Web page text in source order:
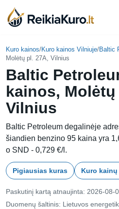
Skip
content
Kuro kainos/Kuro kainos Vilniuje/Baltic
Molėtų pl. 27A, Vilnius
Baltic
kainos, Molėtų
Vilnius
Baltic Petroleum degalinėje
šiandien benzino 95 kaina yra
o SND - 0,729 €/l.
Pigiausias kuras Kuro
Paskutinį kartą atnaujinta: 2026-08-
Duomenų šaltinis: Lietuvos